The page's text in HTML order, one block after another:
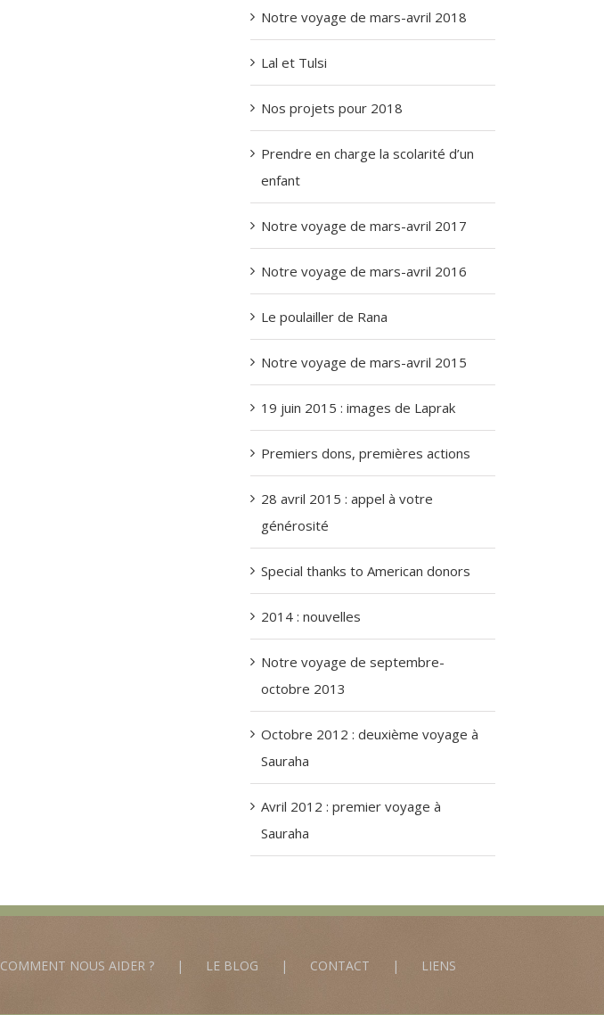
Notre voyage de mars-avril 2018
Lal et Tulsi
Nos projets pour 2018
Prendre en charge la scolarité d’un
enfant
Notre voyage de mars-avril 2017
Notre voyage de mars-avril 2016
Le poulailler de Rana
Notre voyage de mars-avril 2015
19 juin 2015 : images de Laprak
Premiers dons, premières actions
28 avril 2015 : appel à votre
générosité
Special thanks to American donors
2014 : nouvelles
Notre voyage de septembre-
octobre 2013
Octobre 2012 : deuxième voyage à
Sauraha
Avril 2012 : premier voyage à
Sauraha
COMMENT NOUS AIDER ? LE BLOG CONTACT LIENS